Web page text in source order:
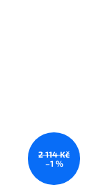
2 114 Kč
–1 %